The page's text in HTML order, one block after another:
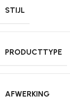
STIJL
PRODUCTTYPE
AFWERKING